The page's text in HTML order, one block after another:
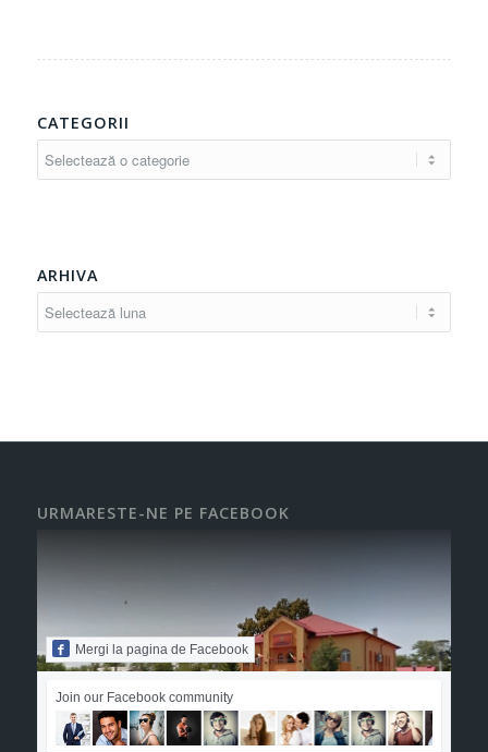
CATEGORII
ARHIVA
URMARESTE-NE PE FACEBOOK
Mergi la pagina de Facebook
Join our Facebook community